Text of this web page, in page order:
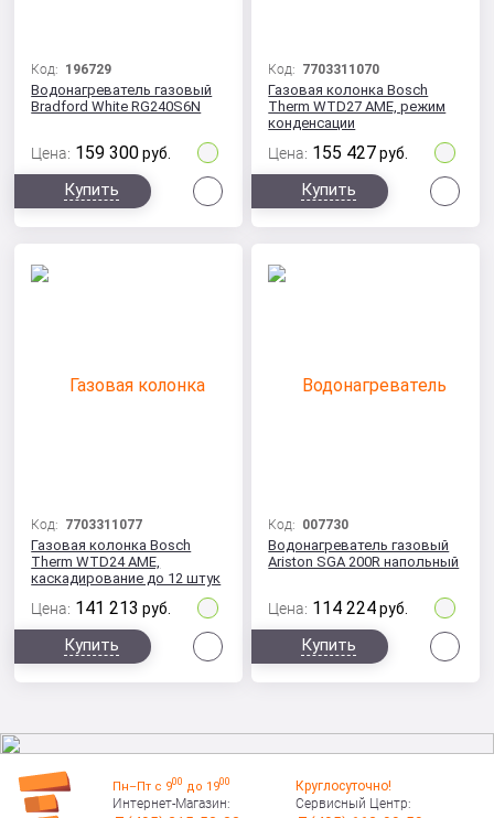
Код: 196729
Водонагреватель газовый
Bradford White RG240S6N
Цена: 159 300 руб.
Купить
Код: 7703311070
Газовая колонка Bosch
Therm WTD27 AME, режим
конденсации
Цена: 155 427 руб.
Купить
Код: 7703311077
Газовая колонка Bosch
Therm WTD24 AME,
каскадирование до 12 штук
Цена: 141 213 руб.
Купить
Код: 007730
Водонагреватель газовый
Ariston SGA 200R напольный
Цена: 114 224 руб.
Купить
Пн–Пт с 900 до 1900
Интернет-Магазин:
Круглосуточно!
Сервисный Центр: